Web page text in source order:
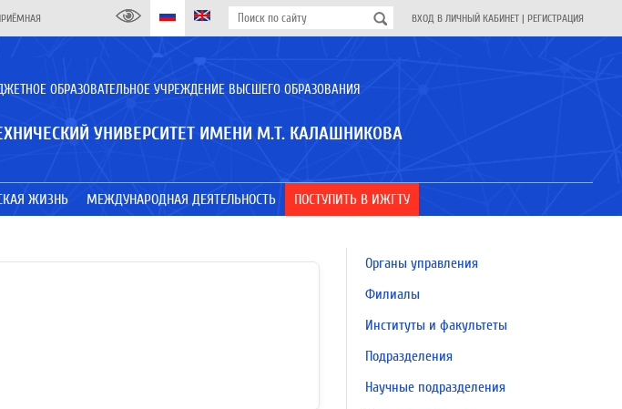
ВХОД В ЛИЧНЫЙ КАБИНЕТ | РЕГИСТРАЦИЯ
ОБРАЗОВАТЕЛЬНОЕ УЧРЕЖДЕНИЕ ВЫСШЕГО ОБРАЗОВАНИЯ
УНИВЕРСИТЕТ ИМЕНИ М.Т. КАЛАШНИКОВА
ЖИЗНЬ МЕЖДУНАРОДНАЯ ДЕЯТЕЛЬНОСТЬ ПОСТУПИТЬ В ИЖГТУ
Органы управления
Филиалы
Институты и факультеты
Подразделения
Научные подразделения